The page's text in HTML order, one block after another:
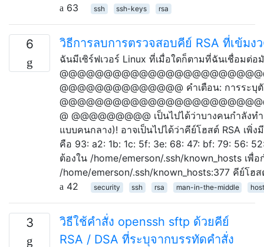
63
ssh ssh-keys rsa
6 วิธีการลบการตรวจสอบคีย์ RSA ที่เข้ม
ฉันมีเซิร์ฟเวอร์ Linux ที่เมื่อใดก็ตามที่ฉันเชื่อมต่
@@@@@@@@@@@@@@ คำเตือน: การร
@ @@@@@@@@@ เป็นไปได้ว่าบางคนกำ
แบบคนกลาง)! อาจเป็นไปได้ว่าคีย์โฮสต์ RSA เพิ่
คือ 93: a2: 1b: 1c: 5f: 3e: 68: 47: bf: 79: 56:
ต้องใน /home/emerson/.ssh/known_hosts เพื่
/home/emerson/.ssh/known_hosts:377 คีย์โฮ
42
security ssh rsa man-in-the-middle
3
วิธีใช้คำสั่ง openssh sftp ด้วยคีย์
RSA / DSA ที่ระบุจากบรรทัดคำสั่ง